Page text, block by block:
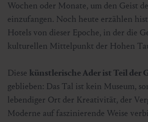
Wochen oder Monate, um den Geist
einzufangen. Noch heute erzählen
Hotels von dieser Epoche, in der die
kulturellen Mittelpunkt der Hohen
Diese künstlerische Ader ist Teil der
geblieben: Das Tal ist kein Museum,
lebendiger Ort der Kreativität, der
Moderne auf faszinierende Weise